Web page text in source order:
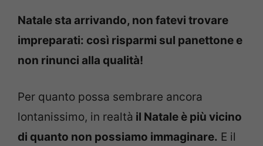
Natale sta arrivando, non fatevi trovare
impreparati: così risparmi sul panettone e
non rinunci alla qualità!
Per quanto possa sembrare ancora
lontanissimo, in realtà il Natale è più vicino
di quanto non possiamo immaginare. E il